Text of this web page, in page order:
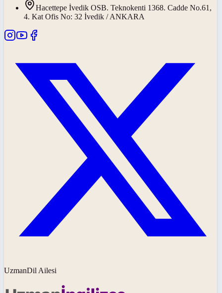
Hacettepe İvedik OSB. Teknokenti 1368. Cadde No.61,
4. Kat Ofis No: 32 İvedik / ANKARA
UzmanDil Ailesi